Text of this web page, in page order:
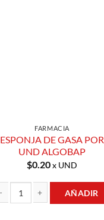
FARMACIA
ESPONJA DE GASA POR
UND ALGOBAP
$0.20x UND
AÑADIR